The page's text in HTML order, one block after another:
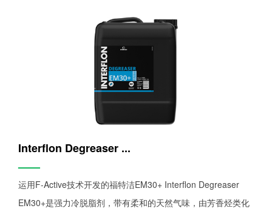
Interflon Degreaser ...
——
运用F-Active技术开发的福特洁EM30+ Interflon Degreaser
EM30+是强力冷脱脂剂，带有柔和的天然气味，由芳香烃类化